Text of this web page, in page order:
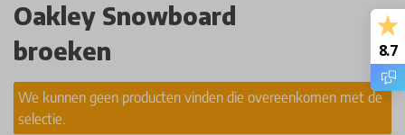
Oakley Snowboard
broeken
We kunnen geen producten vinden die overeenkomen met de
selectie.
8.7